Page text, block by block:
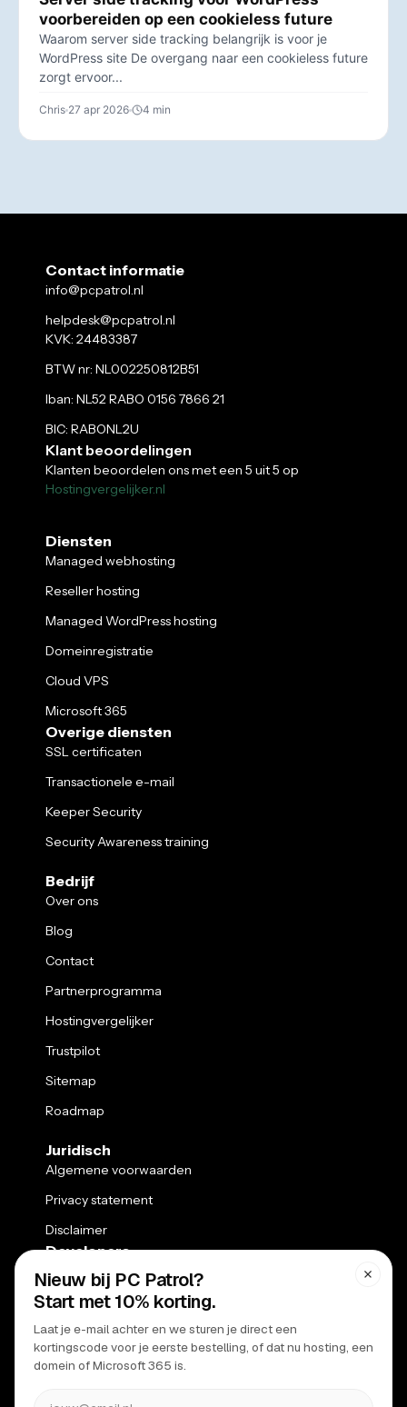
voorbereiden op een cookieless future
Waarom server side tracking belangrijk is voor je
WordPress site De overgang naar een cookieless future
zorgt ervoor...
Chris 27 apr 2026 4 min
Contact informatie
info@pcpatrol.nl
helpdesk@pcpatrol.nl
KVK: 24483387
BTW nr: NL002250812B51
Iban: NL52 RABO 0156 7866 21
BIC: RABONL2U
Klant beoordelingen
Klanten beoordelen ons met een 5 uit 5 op
Hostingvergelijker.nl
Diensten
Managed webhosting
Reseller hosting
Managed WordPress hosting
Domeinregistratie
Cloud VPS
Microsoft 365
Overige diensten
SSL certificaten
Transactionele e-mail
Keeper Security
Security Awareness training
Bedrijf
Over ons
Blog
Contact
Partnerprogramma
Hostingvergelijker
Trustpilot
Sitemap
Roadmap
Juridisch
Algemene voorwaarden
Privacy statement
Disclaimer
Developers
Kennisbank
API
Klantenpaneel
Webmail